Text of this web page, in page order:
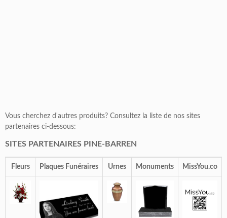
Vous cherchez d'autres produits? Consultez la liste de nos sites
partenaires ci-dessous:
SITES PARTENAIRES PINE-BARREN
Fleurs Plaques Funéraires Urnes Monuments MissYou.co